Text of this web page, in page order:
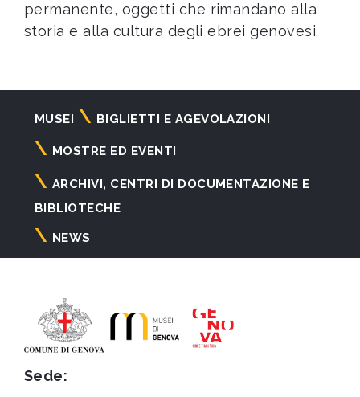
permanente, oggetti che rimandano alla
storia e alla cultura degli ebrei genovesi.
Navigazione
principale
MUSEI BIGLIETTI E AGEVOLAZIONI
MOSTRE ED EVENTI
ARCHIVI, CENTRI DI DOCUMENTAZIONE E
BIBLIOTECHE
NEWS
Sede: